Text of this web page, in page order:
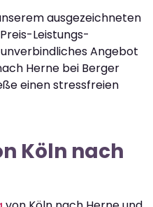
ausgezeichneten
Leistungs-
Angebot
Herne bei Berger
einen stressfreien
Köln nach